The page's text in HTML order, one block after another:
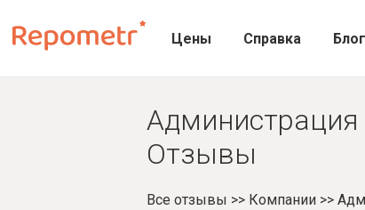
Цены Справка Блог
Администрация
Отзывы
Все отзывы >> Компании>>